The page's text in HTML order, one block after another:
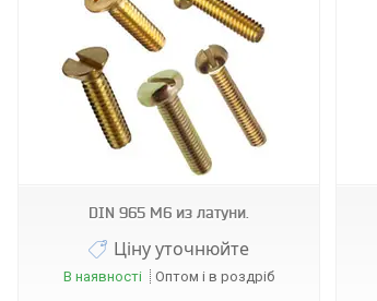
DIN 965 М6 из латуни.
Ціну уточнюйте
В наявності Оптом і в роздріб